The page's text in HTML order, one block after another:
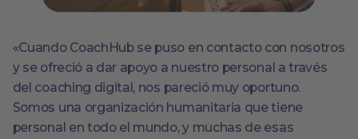
«Cuando CoachHub se puso en contacto con nosotros
y se ofreció a dar apoyo a nuestro personal a través
del coaching digital, nos pareció muy oportuno.
Somos una organización humanitaria que tiene
personal en todo el mundo, y muchas de esas